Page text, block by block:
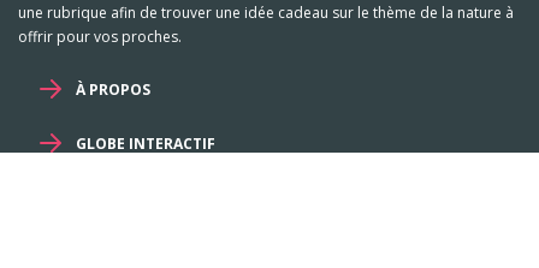
une rubrique afin de trouver une idée cadeau sur le thème de la nature à
offrir pour vos proches.
À PROPOS
GLOBE INTERACTIF